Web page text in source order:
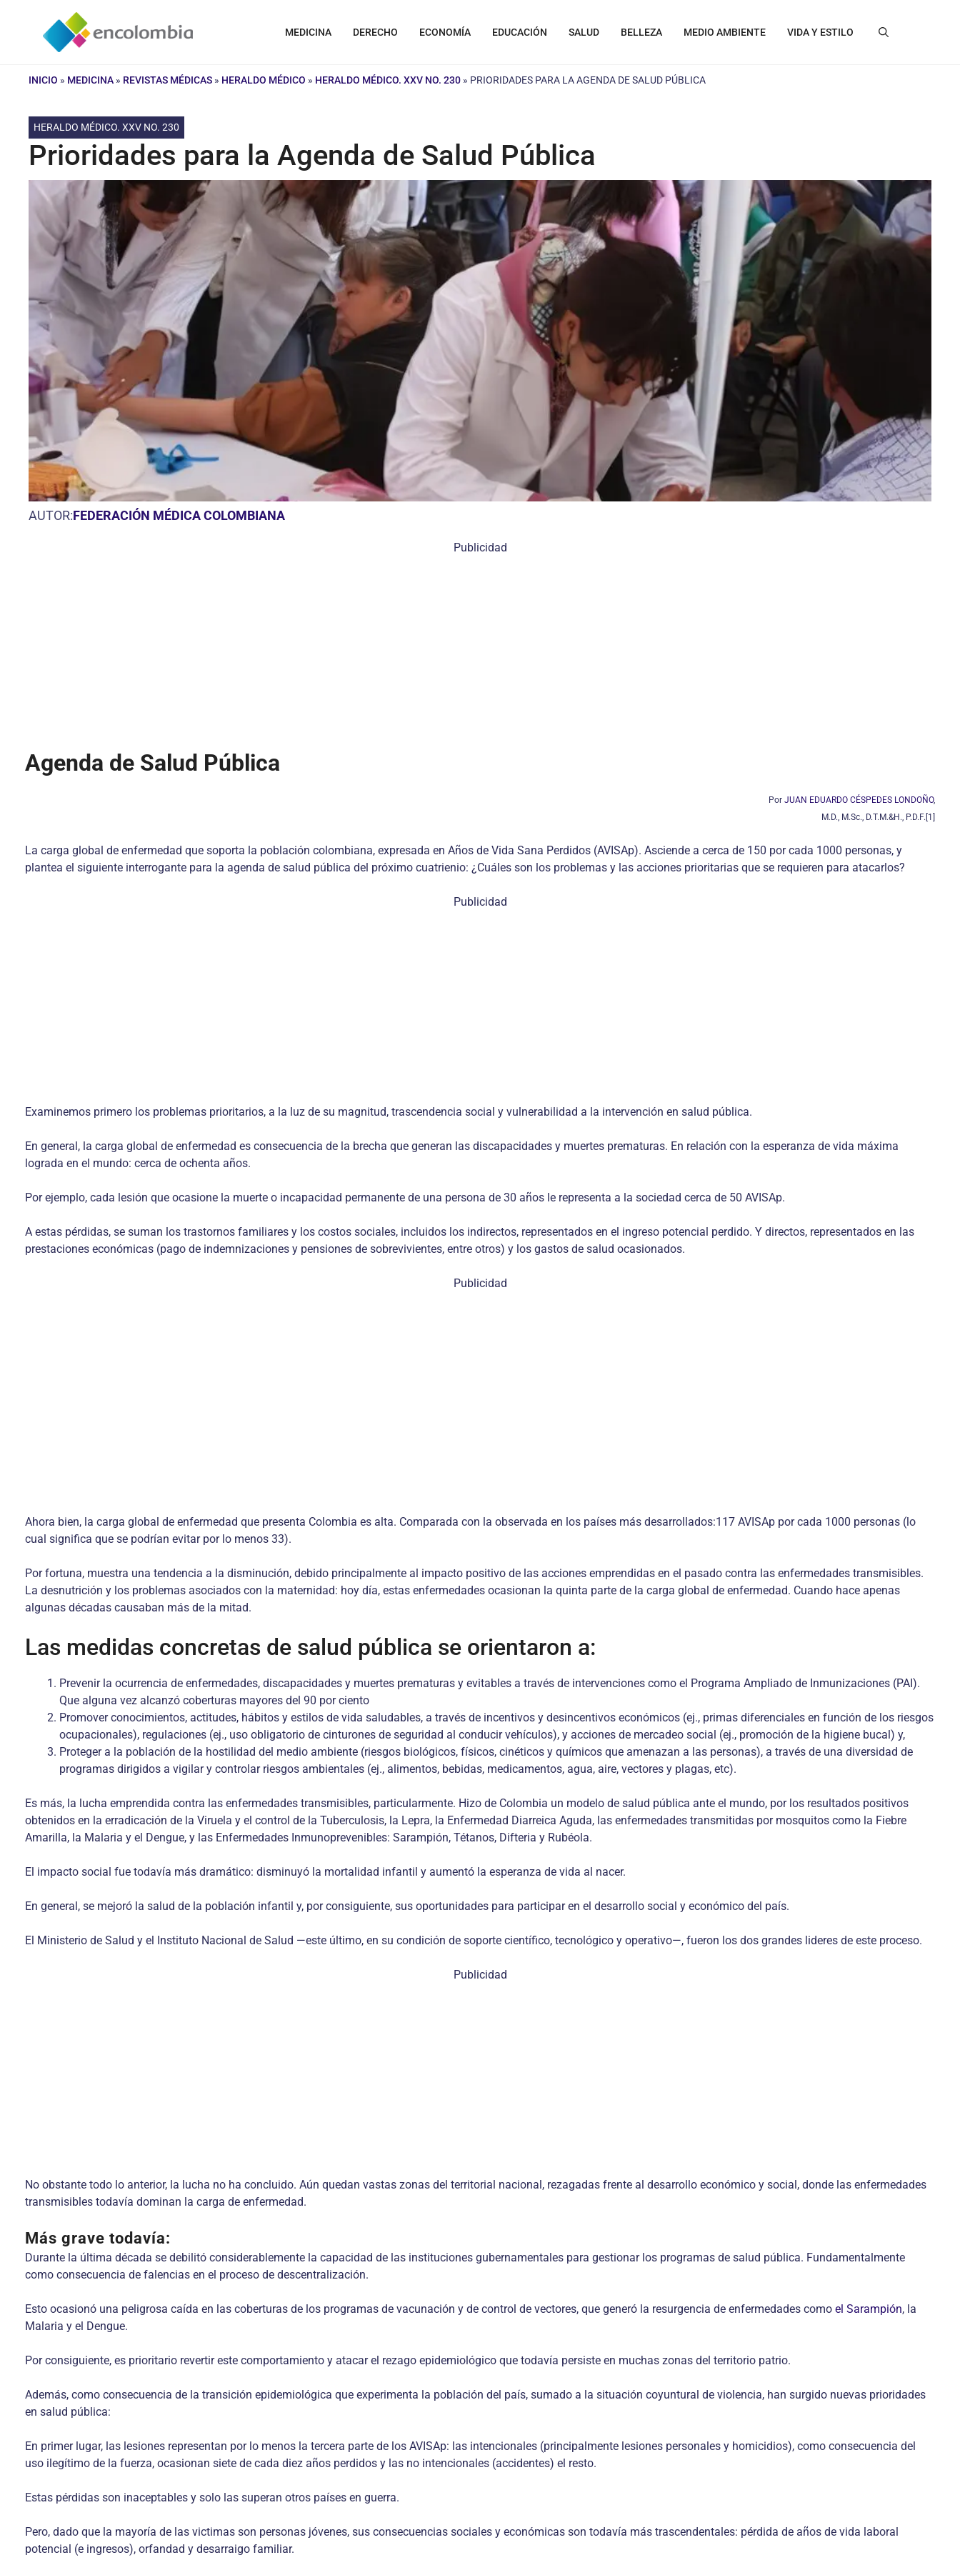
contenido
MEDICINA DERECHO ECONOMÍA EDUCACIÓN SALUD BELLEZA MEDIO AMBIENTE VIDA Y ESTILO
INICIO » MEDICINA » REVISTAS MÉDICAS » HERALDO MÉDICO » HERALDO MÉDICO. XXV NO. 230 » PRIORIDADES PARA LA AGENDA DE SALUD PÚBLICA
HERALDO MÉDICO. XXV NO. 230
Prioridades para la Agenda de Salud Pública
AUTOR:FEDERACIÓN MÉDICA COLOMBIANA
Publicidad
Agenda de Salud Pública
Por JUAN EDUARDO CÉSPEDES LONDOÑO,
M.D., M.Sc., D.T.M.&H., P.D.F.[1]
La carga global de enfermedad que soporta la población colombiana, expresada en Años de Vida Sana Perdidos (AVISAp). Asciende a cerca de 150 por cada 1000 personas, y
plantea el siguiente interrogante para la agenda de salud pública del próximo cuatrienio: ¿Cuáles son los problemas y las acciones prioritarias que se requieren para atacarlos?
Publicidad
Examinemos primero los problemas prioritarios, a la luz de su magnitud, trascendencia social y vulnerabilidad a la intervención en salud pública.
En general, la carga global de enfermedad es consecuencia de la brecha que generan las discapacidades y muertes prematuras. En relación con la esperanza de vida máxima
lograda en el mundo: cerca de ochenta años.
Por ejemplo, cada lesión que ocasione la muerte o incapacidad permanente de una persona de 30 años le representa a la sociedad cerca de 50 AVISAp.
A estas pérdidas, se suman los trastornos familiares y los costos sociales, incluidos los indirectos, representados en el ingreso potencial perdido. Y directos, representados en las
prestaciones económicas (pago de indemnizaciones y pensiones de sobrevivientes, entre otros) y los gastos de salud ocasionados.
Publicidad
Ahora bien, la carga global de enfermedad que presenta Colombia es alta. Comparada con la observada en los países más desarrollados:117 AVISAp por cada 1000 personas (lo
cual significa que se podrían evitar por lo menos 33).
Por fortuna, muestra una tendencia a la disminución, debido principalmente al impacto positivo de las acciones emprendidas en el pasado contra las enfermedades transmisibles.
La desnutrición y los problemas asociados con la maternidad: hoy día, estas enfermedades ocasionan la quinta parte de la carga global de enfermedad. Cuando hace apenas
algunas décadas causaban más de la mitad.
Las medidas concretas de salud pública se orientaron a:
Prevenir la ocurrencia de enfermedades, discapacidades y muertes prematuras y evitables a través de intervenciones como el Programa Ampliado de Inmunizaciones (PAI).
Que alguna vez alcanzó coberturas mayores del 90 por ciento
Promover conocimientos, actitudes, hábitos y estilos de vida saludables, a través de incentivos y desincentivos económicos (ej., primas diferenciales en función de los riesgos
ocupacionales), regulaciones (ej., uso obligatorio de cinturones de seguridad al conducir vehículos), y acciones de mercadeo social (ej., promoción de la higiene bucal) y,
Proteger a la población de la hostilidad del medio ambiente (riesgos biológicos, físicos, cinéticos y químicos que amenazan a las personas), a través de una diversidad de
programas dirigidos a vigilar y controlar riesgos ambientales (ej., alimentos, bebidas, medicamentos, agua, aire, vectores y plagas, etc).
Es más, la lucha emprendida contra las enfermedades transmisibles, particularmente. Hizo de Colombia un modelo de salud pública ante el mundo, por los resultados positivos
obtenidos en la erradicación de la Viruela y el control de la Tuberculosis, la Lepra, la Enfermedad Diarreica Aguda, las enfermedades transmitidas por mosquitos como la Fiebre
Amarilla, la Malaria y el Dengue, y las Enfermedades Inmunoprevenibles: Sarampión, Tétanos, Difteria y Rubéola.
El impacto social fue todavía más dramático: disminuyó la mortalidad infantil y aumentó la esperanza de vida al nacer.
En general, se mejoró la salud de la población infantil y, por consiguiente, sus oportunidades para participar en el desarrollo social y económico del país.
El Ministerio de Salud y el Instituto Nacional de Salud —este último, en su condición de soporte científico, tecnológico y operativo—, fueron los dos grandes lideres de este proceso.
Publicidad
No obstante todo lo anterior, la lucha no ha concluido. Aún quedan vastas zonas del territorial nacional, rezagadas frente al desarrollo económico y social, donde las enfermedades
transmisibles todavía dominan la carga de enfermedad.
Más grave todavía:
Durante la última década se debilitó considerablemente la capacidad de las instituciones gubernamentales para gestionar los programas de salud pública. Fundamentalmente
como consecuencia de falencias en el proceso de descentralización.
Esto ocasionó una peligrosa caída en las coberturas de los programas de vacunación y de control de vectores, que generó la resurgencia de enfermedades como el Sarampión, la
Malaria y el Dengue.
Por consiguiente, es prioritario revertir este comportamiento y atacar el rezago epidemiológico que todavía persiste en muchas zonas del territorio patrio.
Además, como consecuencia de la transición epidemiológica que experimenta la población del país, sumado a la situación coyuntural de violencia, han surgido nuevas prioridades
en salud pública:
En primer lugar, las lesiones representan por lo menos la tercera parte de los AVISAp: las intencionales (principalmente lesiones personales y homicidios), como consecuencia del
uso ilegítimo de la fuerza, ocasionan siete de cada diez años perdidos y las no intencionales (accidentes) el resto.
Estas pérdidas son inaceptables y solo las superan otros países en guerra.
Pero, dado que la mayoría de las victimas son personas jóvenes, sus consecuencias sociales y económicas son todavía más trascendentales: pérdida de años de vida laboral
potencial (e ingresos), orfandad y desarraigo familiar.